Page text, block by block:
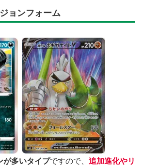
ョンフォーム
が多いタイプですので、 追加進化やリ